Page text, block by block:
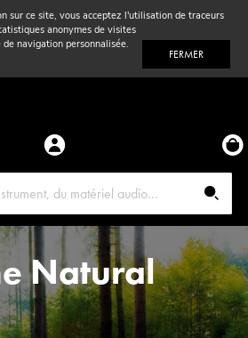
sur ce site, vous acceptez l'utilisation de traceurs
anonymes de visites
navigation personnalisée.
FERMER
Natural